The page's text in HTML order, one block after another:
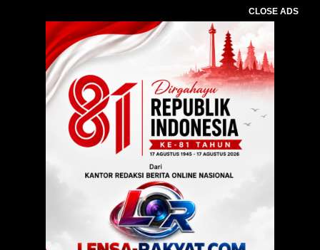
CLOSE ADS